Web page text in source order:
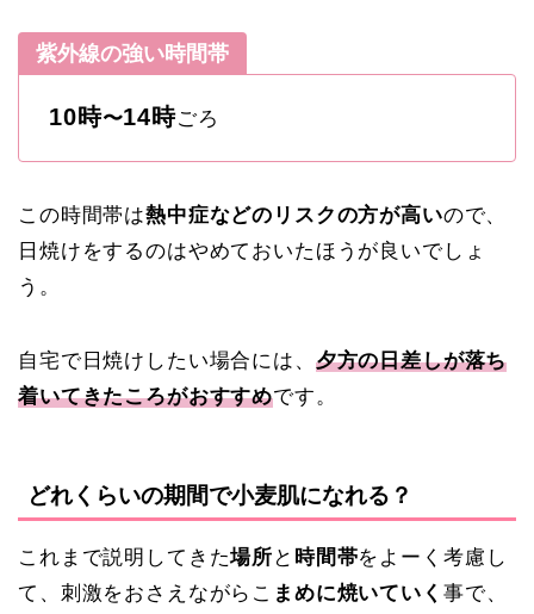
紫外線の強い時間帯
10時〜14時ごろ
この時間帯は熱中症などのリスクの方が高いので、
日焼けをするのはやめておいたほうが良いでしょ
う。
自宅で日焼けしたい場合には、 夕方の日差しが落ち
着いてきたころがおすすめです。
どれくらいの期間で小麦肌になれる？
これまで説明してきた場所 と 時間帯をよーく考慮し
て、刺激をおさえながらこ まめに焼いていく 事で、